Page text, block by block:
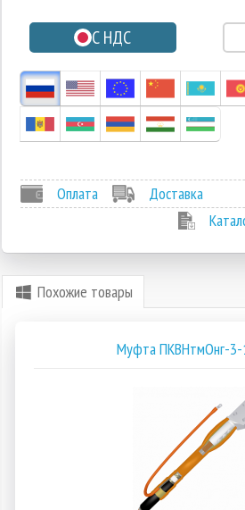
-1
С НДС
Оплата
Доставка
Похожие товары
Муфта ПКВНтмОнг-3-